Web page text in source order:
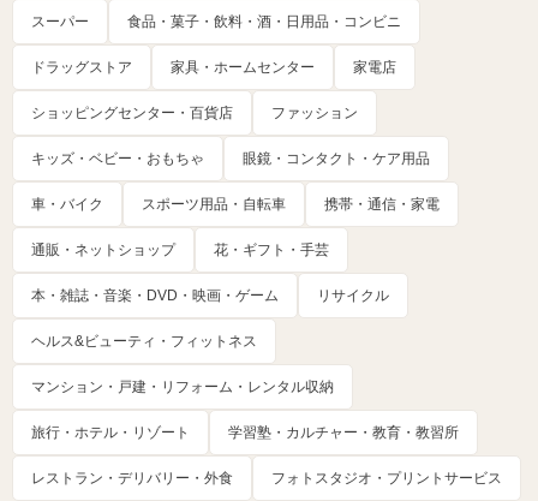
スーパー 食品・菓子・飲料・酒・日用品・コンビニ
ドラッグストア 家具・ホームセンター 家電店
ショッピングセンター・百貨店 ファッション
キッズ・ベビー・おもちゃ 眼鏡・コンタクト・ケア用品
車・バイク スポーツ用品・自転車 携帯・通信・家電
通販・ネットショップ 花・ギフト・手芸
本・雑誌・音楽・DVD・映画・ゲーム リサイクル
ヘルス&ビューティ・フィットネス
マンション・戸建・リフォーム・レンタル収納
旅行・ホテル・リゾート 学習塾・カルチャー・教育・教習所
レストラン・デリバリー・外食 フォトスタジオ・プリントサービス